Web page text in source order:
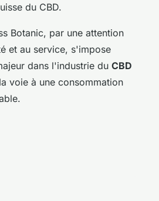
du CBD.
Botanic, par une attention
et au service, s'impose
dans l'industrie du CBD
voie à une consommation